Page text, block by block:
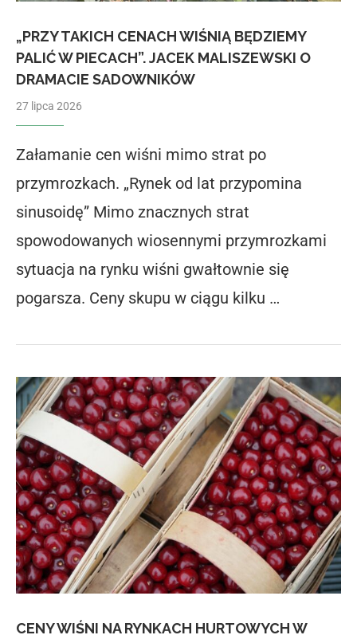
„PRZY TAKICH CENACH WIŚNIĄ BĘDZIEMY
PALIĆ W PIECACH”. JACEK MALISZEWSKI O
DRAMACIE SADOWNIKÓW
27 lipca 2026
Załamanie cen wiśni mimo strat po
przymrozkach. „Rynek od lat przypomina
sinusoidę” Mimo znacznych strat
spowodowanych wiosennymi przymrozkami
sytuacja na rynku wiśni gwałtownie się
pogarsza. Ceny skupu w ciągu kilku …
CENY WIŚNI NA RYNKACH HURTOWYCH W